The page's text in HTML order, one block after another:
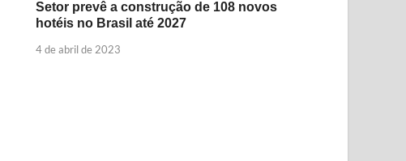
Setor prevê a construção de 108 novos
hotéis no Brasil até 2027
4 de abril de 2023